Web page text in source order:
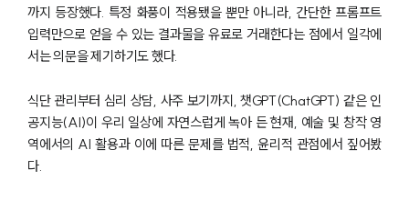
까지 등장했다. 특정 화풍이 적용됐을 뿐만 아니라, 간단한 프롬프트
입력만으로 얻을 수 있는 결과물을 유료로 거래한다는 점에서 일각에
서는 의문을 제기하기도 했다.
식단 관리부터 심리 상담, 사주 보기까지, 챗GPT(ChatGPT) 같은 인
공지능(AI)이 우리 일상에 자연스럽게 녹아 든 현재, 예술 및 창작 영
역에서의 AI 활용과 이에 따른 문제를 법적, 윤리적 관점에서 짚어봤
다.